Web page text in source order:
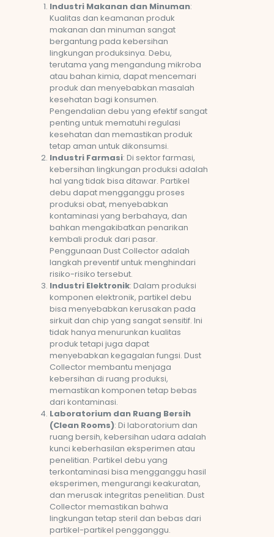
Industri Makanan dan Minuman:
Kualitas dan keamanan produk
makanan dan minuman sangat
bergantung pada kebersihan
lingkungan produksinya. Debu,
terutama yang mengandung mikroba
atau bahan kimia, dapat mencemari
produk dan menyebabkan masalah
kesehatan bagi konsumen.
Pengendalian debu yang efektif sangat
penting untuk mematuhi regulasi
kesehatan dan memastikan produk
tetap aman untuk dikonsumsi.
Industri Farmasi: Di sektor farmasi,
kebersihan lingkungan produksi adalah
hal yang tidak bisa ditawar. Partikel
debu dapat mengganggu proses
produksi obat, menyebabkan
kontaminasi yang berbahaya, dan
bahkan mengakibatkan penarikan
kembali produk dari pasar.
Penggunaan Dust Collector adalah
langkah preventif untuk menghindari
risiko-risiko tersebut.
Industri Elektronik: Dalam produksi
komponen elektronik, partikel debu
bisa menyebabkan kerusakan pada
sirkuit dan chip yang sangat sensitif. Ini
tidak hanya menurunkan kualitas
produk tetapi juga dapat
menyebabkan kegagalan fungsi. Dust
Collector membantu menjaga
kebersihan di ruang produksi,
memastikan komponen tetap bebas
dari kontaminasi.
Laboratorium dan Ruang Bersih
(Clean Rooms): Di laboratorium dan
ruang bersih, kebersihan udara adalah
kunci keberhasilan eksperimen atau
penelitian. Partikel debu yang
terkontaminasi bisa mengganggu hasil
eksperimen, mengurangi keakuratan,
dan merusak integritas penelitian. Dust
Collector memastikan bahwa
lingkungan tetap steril dan bebas dari
partikel-partikel pengganggu.